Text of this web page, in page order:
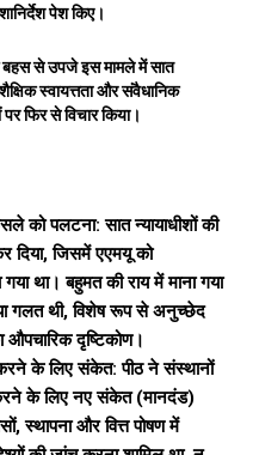
पेश किए।
बहस से उपजे इस मामले में सात
स्वायत्तता और संवैधानिक
पर फिर से विचार किया।
पलटना: सात न्यायाधीशों की
जिसमें एएमयू को
था। बहुमत की राय में माना गया
गलत थी, विशेष रूप से अनुच्छेद
औपचारिक दृष्टिकोण।
के लिए संकेत: पीठ ने संस्थानों
के लिए नए संकेत (मानदंड)
स्थापना और वित्त पोषण में